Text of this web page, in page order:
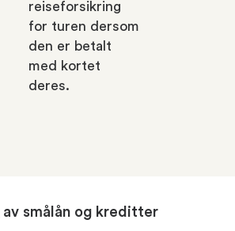
reiseforsikring
for turen dersom
den er betalt
med kortet
deres.
av smålån og kreditter